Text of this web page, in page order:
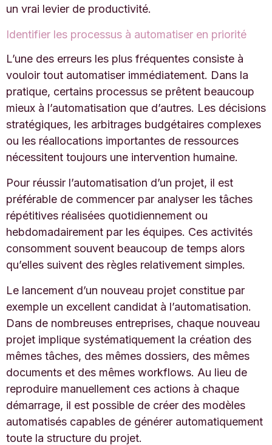
un vrai levier de productivité.
Identifier les processus à automatiser en priorité
L’une des erreurs les plus fréquentes consiste à
vouloir tout automatiser immédiatement. Dans la
pratique, certains processus se prêtent beaucoup
mieux à l’automatisation que d’autres. Les décisions
stratégiques, les arbitrages budgétaires complexes
ou les réallocations importantes de ressources
nécessitent toujours une intervention humaine.
Pour réussir l’automatisation d’un projet, il est
préférable de commencer par analyser les tâches
répétitives réalisées quotidiennement ou
hebdomadairement par les équipes. Ces activités
consomment souvent beaucoup de temps alors
qu’elles suivent des règles relativement simples.
Le lancement d’un nouveau projet constitue par
exemple un excellent candidat à l’automatisation.
Dans de nombreuses entreprises, chaque nouveau
projet implique systématiquement la création des
mêmes tâches, des mêmes dossiers, des mêmes
documents et des mêmes workflows. Au lieu de
reproduire manuellement ces actions à chaque
démarrage, il est possible de créer des modèles
automatisés capables de générer automatiquement
toute la structure du projet.